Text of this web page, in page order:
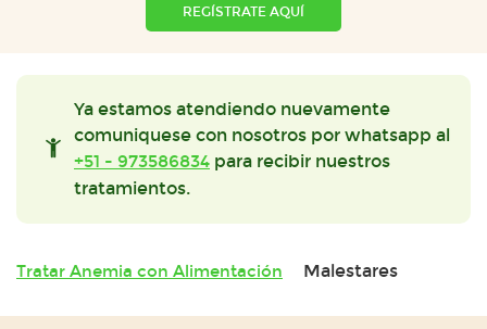
REGÍSTRATE AQUÍ
Ya estamos atendiendo nuevamente
comuniquese con nosotros por whatsapp al
+51 - 973586834 para recibir nuestros
tratamientos.
Tratar Anemia con Alimentación Malestares